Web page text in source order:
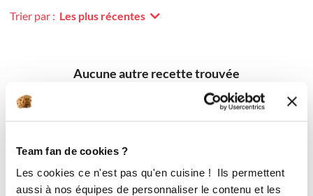
Team fan de cookies ?
Les cookies ce n'est pas qu'en cuisine ! Ils permettent
aussi à nos équipes de personnaliser le contenu et les
Trier par : Les plus récentes
Aucune autre recette trouvée